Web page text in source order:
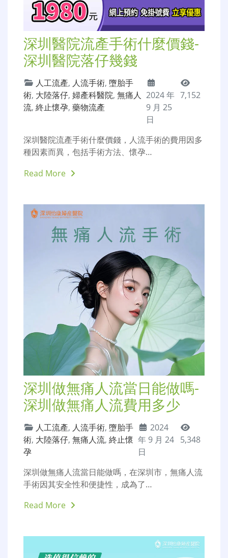
深圳醫院流產手術什麼價錢-
深圳醫院落仔幾錢
人工流產, 人流手術, 墮胎手
術, 大陸落仔, 婦產科醫院, 無痛人
流, 終止懷孕, 藥物流產
2024 年
9 月 25
日
7,152
深圳醫院流產手術什麼價錢，人流手術的費用因多
種因素而異，包括手術方法、懷孕…
Read More
深圳做無痛人流當日能做嗎-
深圳做無痛人流費用多少
人工流產, 人流手術, 墮胎手
術, 大陸落仔, 無痛人流, 終止懷
孕
2024
年 9 月 24
日
5,348
深圳做無痛人流當日能做嗎，在深圳市，無痛人流
手術因其安全性和便捷性，成為了…
Read More